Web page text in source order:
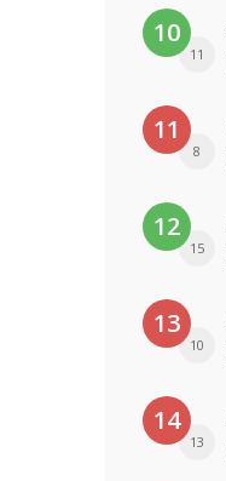
10
11
11
8
12
15
13
10
14
13